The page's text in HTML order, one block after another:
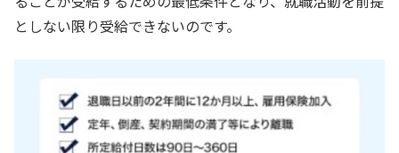
としない限り受給できないのです。